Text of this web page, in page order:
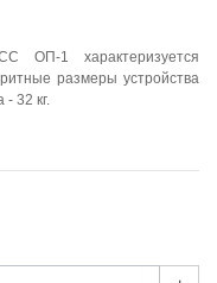
ОП-1 характеризуется
размеры устройства
32 кг.